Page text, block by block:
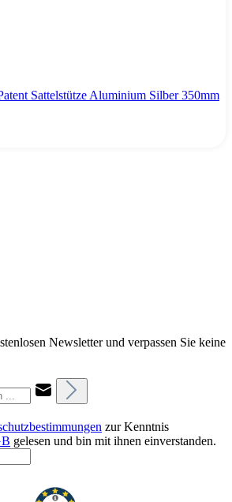
Sattelstütze Aluminium Silber 350mm
Newsletter und verpassen Sie keine
zur Kenntnis
gelesen und bin mit ihnen einverstanden.